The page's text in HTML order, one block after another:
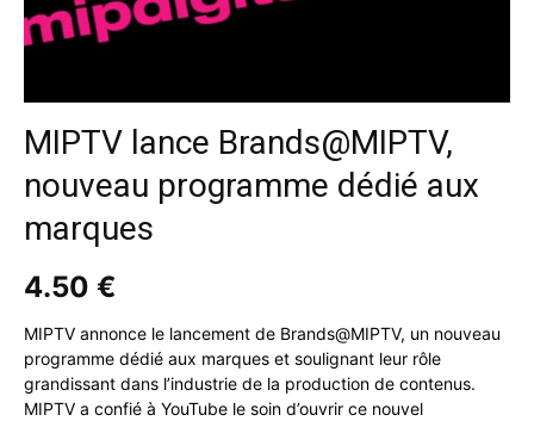
MIPTV lance Brands@MIPTV,
nouveau programme dédié aux
marques
4.50 €
MIPTV annonce le lancement de Brands@MIPTV, un nouveau
programme dédié aux marques et soulignant leur rôle
grandissant dans l’industrie de la production de contenus.
MIPTV a confié à YouTube le soin d’ouvrir ce nouvel